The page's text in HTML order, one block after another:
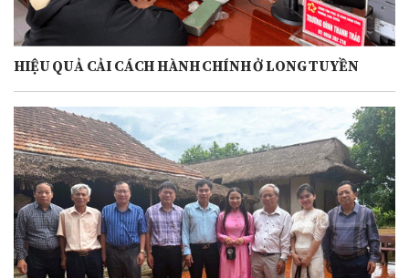
HIỆU QUẢ CẢI CÁCH HÀNH CHÍNH Ở LONG TUYỀN